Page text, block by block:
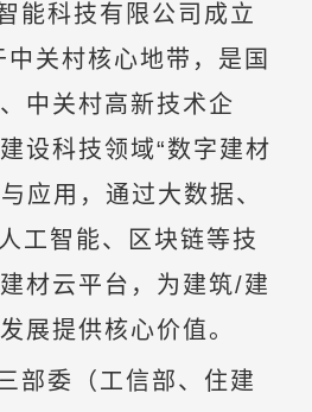
能科技有限公司成立
关村核心地带，是国
中关村高新技术企
设科技领域“数字建材
应用，通过大数据、
工智能、区块链等技
材云平台，为建筑/建
展提供核心价值。
部委（工信部、住建